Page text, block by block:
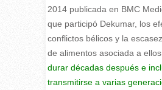
2014 publicada en BMC
que participó Dekumar, los
conflictos bélicos y la
de alimentos asociada a ellos
durar décadas después e
transmitirse a varias